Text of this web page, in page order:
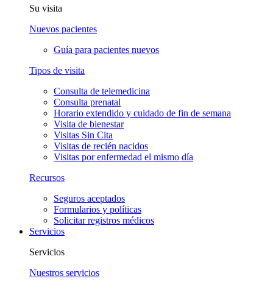
Su visita
Nuevos pacientes
Guía para pacientes nuevos
Tipos de visita
Consulta de telemedicina
Consulta prenatal
Horario extendido y cuidado de fin de semana
Visita de bienestar
Visitas Sin Cita
Visitas de recién nacidos
Visitas por enfermedad el mismo día
Recursos
Seguros aceptados
Formularios y políticas
Solicitar registros médicos
Servicios
Servicios
Nuestros servicios